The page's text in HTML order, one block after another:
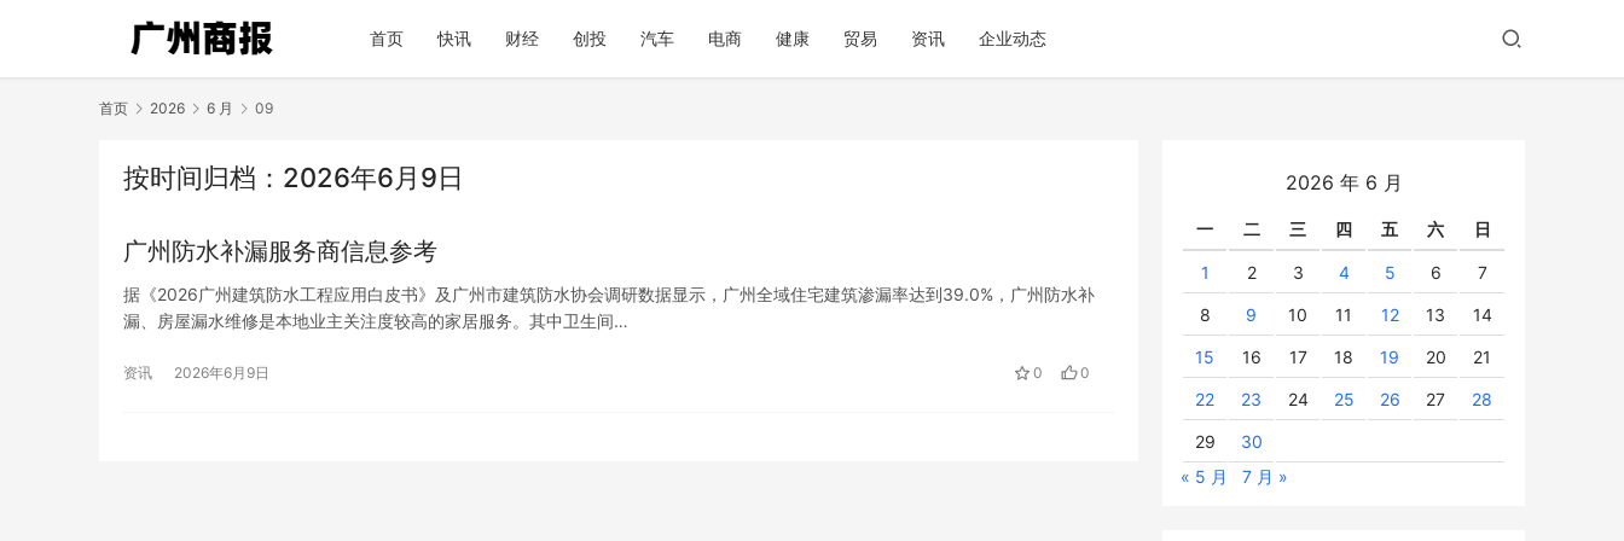
首页 快讯 财经 创投 汽车 电商 健康 贸易 资讯 企业动态
首页 2026 6 月 09
按时间归档：2026年6月9日
广州防水补漏服务商信息参考
据《2026广州建筑防水工程应用白皮书》及广州市建筑防水协会调研数据显示，广州全域住宅建筑渗漏率达到39.0%，广州防水补
漏、房屋漏水维修是本地业主关注度较高的家居服务。其中卫生间…
资讯 2026年6月9日 0 0
2026 年 6 月
一 二 三 四 五 六 日
1 2 3 4 5 6 7
8 9 10 11 12 13 14
15 16 17 18 19 20 21
22 23 24 25 26 27 28
29
30
« 5 月
7 月 »